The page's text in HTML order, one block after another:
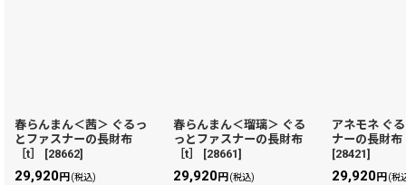
春らんまん＜茜＞ ぐるっ
とファスナーの長財布
［t］
[28662]
29,920円(税込)
春らんまん＜瑠璃＞ ぐる
っとファスナーの長財布
［t］
[28661]
29,920円(税込)
アネモネ ぐ
ナーの長財布
[28421]
29,920円(税